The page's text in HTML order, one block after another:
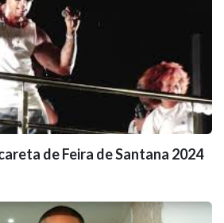
de Feira de Santana 2024